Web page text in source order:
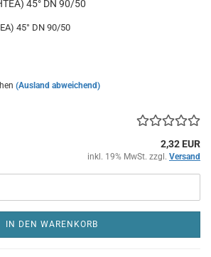
45° DN 90/50
45° DN 90/50
(Ausland abweichend)
2,32 EUR
inkl. 19% MwSt. zzgl. Versand
IN DEN WARENKORB